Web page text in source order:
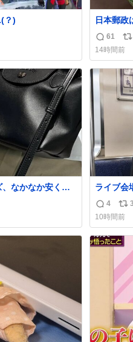
？)
日本郵政
戻せ
返
信
数
61
リ
ポ
ス
ト
数
14時間前
なかなか安くな
てる🖤✨レザー
ってるだけでコ
ライブ会
る。
返
信
数
4
リ
ポ
ス
ト
数
10時間前